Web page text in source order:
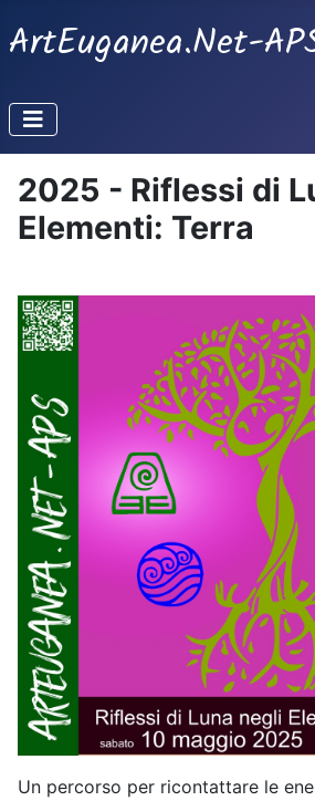
ArtEuganea.Net-
2025 - Riflessi di
Elementi: Terra
Un percorso per ricontattare le